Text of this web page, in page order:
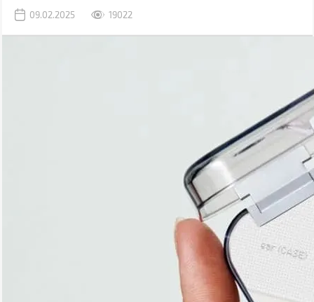
навіть бюджетні моделі з підтримкою Hi-Res кодеків.
09.02.2025 19022